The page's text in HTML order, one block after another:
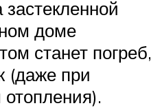
доме
станет погреб,
(даже при
отопления).